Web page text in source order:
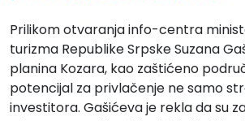
Prilikom otvaranja info-centra
turizma Republike Srpske Suzana
planina Kozara, kao zaštićeno
potencijal za privlačenje ne samo
investitora. Gašićeva je rekla da su